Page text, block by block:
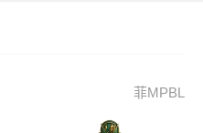
菲MPBL